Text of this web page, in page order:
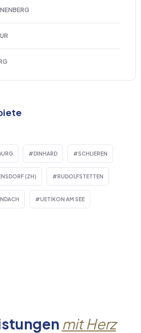
DINHARD SCHLIEREN
(ZH) RUDOLFSTETTEN
UETIKON AM SEE
mit Herz